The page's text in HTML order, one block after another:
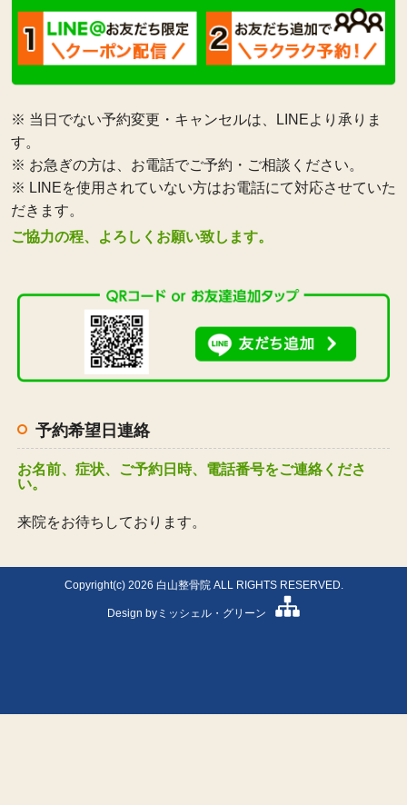
※ 当日でない予約変更・キャンセルは、LINEより承りま
す。
※ お急ぎの方は、お電話でご予約・ご相談ください。
※ LINEを使用されていない方はお電話にて対応させていた
だきます。
ご協力の程、よろしくお願い致します。
予約希望日連絡
お名前、症状、ご予約日時、電話番号をご連絡くださ
い。
来院をお待ちしております。
Copyright(c) 2026 白山整骨院 ALL RIGHTS RESERVED.
Design by ミッシェル・グリーン